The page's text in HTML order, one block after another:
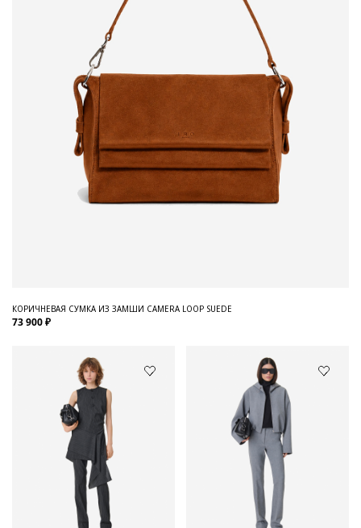
КОРИЧНЕВАЯ СУМКА ИЗ ЗАМШИ CAMERA LOOP SUEDE
73 900 ₽